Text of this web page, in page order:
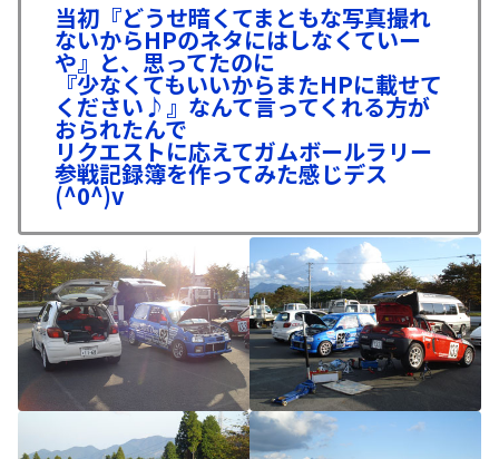
当初『どうせ暗くてまともな写真撮れ
ないからHPのネタにはしなくていー
や』と、思ってたのに
『少なくてもいいからまたHPに載せて
ください♪』なんて言ってくれる方が
おられたんで
リクエストに応えてガムボールラリー
参戦記録簿を作ってみた感じデス
(^0^)v